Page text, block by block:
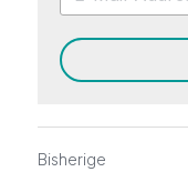
Bisherige